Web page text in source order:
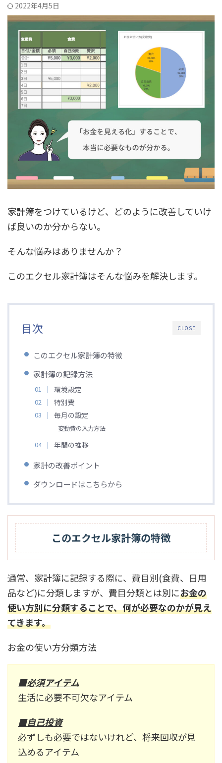
2022年4月5日
家計簿をつけているけど、どのように改善していけ
ば良いのか分からない。
そんな悩みはありませんか？
このエクセル家計簿はそんな悩みを解決します。
CLOSE
目次
このエクセル家計簿の特徴
家計簿の記録方法
環境設定
特別費
毎月の設定
変動費の入力方法
年間の推移
家計の改善ポイント
ダウンロードはこちらから
このエクセル家計簿の特徴
通常、家計簿に記録する際に、費目別(食費、日用
品など)に分類しますが、費目分類とは別にお金の
使い方別に分類することで、何が必要なのかが見え
てきます。
お金の使い方分類方法
■必須アイテム
生活に必要不可欠なアイテム
■自己投資
必ずしも必要ではないけれど、将来回収が見
込めるアイテム